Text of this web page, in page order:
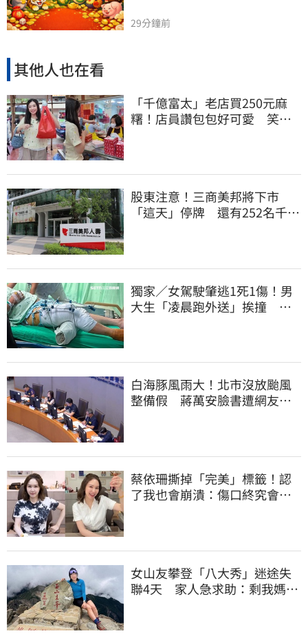
29分鐘前
其他人也在看
「千億富太」老店買250元麻
糬！店員讚包包好可愛 笑
股東注意！三商美邦將下市
「這天」停牌 還有252名千張
獨家／女駕駛肇逃1死1傷！男
大生「凌晨跑外送」挨撞 媽
白海豚風雨大！北市沒放颱風
整備假 蔣萬安臉書遭網友灌
蔡依珊撕掉「完美」標籤！認
了我也會崩潰：傷口終究會癒
女山友攀登「八大秀」迷途失
聯4天 家人急求助：剩我媽還